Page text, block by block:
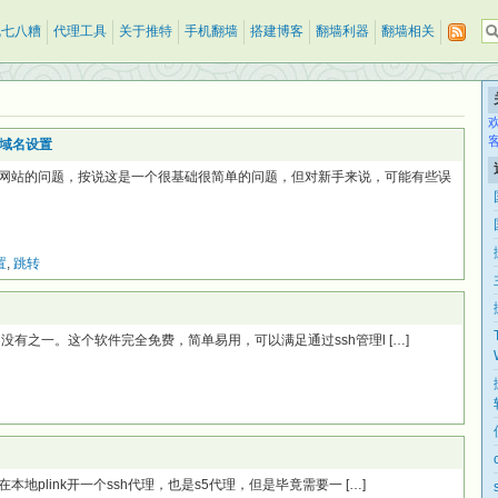
八糟 代理工具 关于推特 手机翻墙 搭建博客 翻墙利器 翻墙相关
名设置
站的问题，按说这是一个很基础很简单的问题，但对新手来说，可能有些误
, 跳转
有之一。这个软件完全免费，简单易用，可以满足通过ssh管理l […]
地plink开一个ssh代理，也是s5代理，但是毕竟需要一 […]